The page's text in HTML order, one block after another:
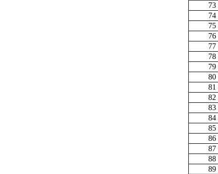
73
74
75
76
77
78
79
80
81
82
83
84
85
86
87
88
89